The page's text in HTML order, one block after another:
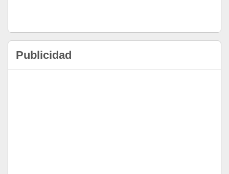
Publicidad